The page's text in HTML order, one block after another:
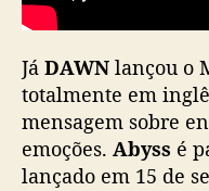
Já DAWN lançou o
totalmente em
mensagem sobre
emoções. Abyss é
lançado em 15 de